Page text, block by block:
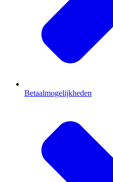
Betaalmogelijkheden